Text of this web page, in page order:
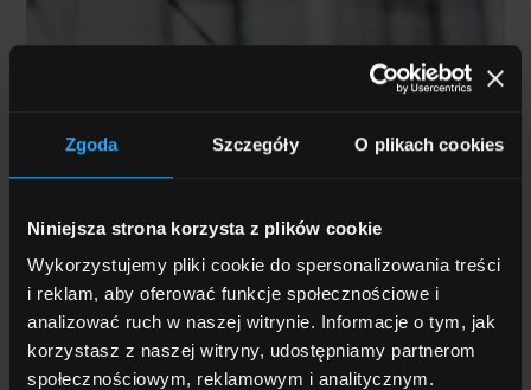
Zgoda Szczegóły O plikach cookies
Niniejsza strona korzysta z plików cookie
Wykorzystujemy pliki cookie do spersonalizowania treści
i reklam, aby oferować funkcje społecznościowe i
analizować ruch w naszej witrynie. Informacje o tym, jak
korzystasz z naszej witryny, udostępniamy partnerom
społecznościowym, reklamowym i analitycznym.
hybrydowe, uruchamiane jednym kliknięciem,
z bezprzewodowym udostępnianiem prezentacji
i opcją nagrywania.